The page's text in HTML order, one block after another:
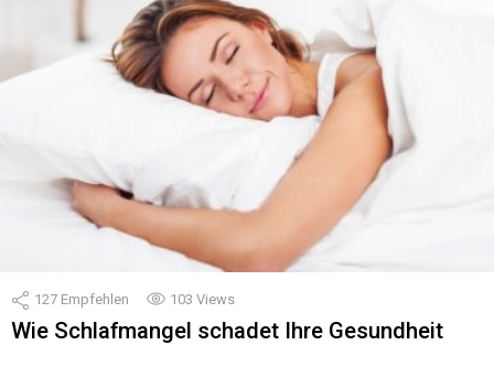
127 Empfehlen 103 Views
Wie Schlafmangel schadet Ihre Gesundheit